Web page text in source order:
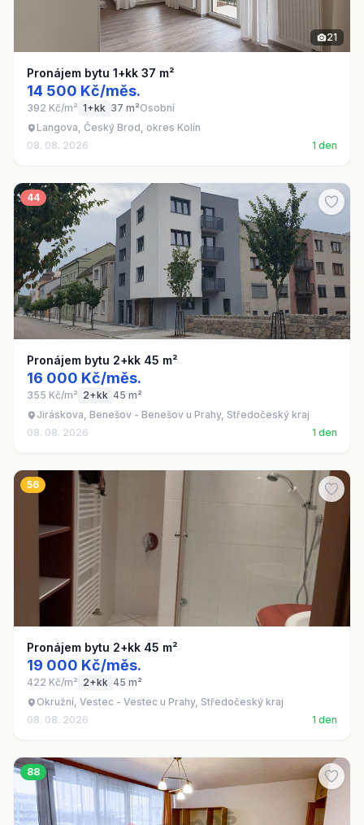
21
Pronájem bytu 1+kk 37 m²
14 500 Kč/měs.
392 Kč/m² 1+kk 37 m²Osobní
Langova, Český Brod, okres Kolín
08. 08. 2026
1 den
44
Pronájem bytu 2+kk 45 m²
16 000 Kč/měs.
355 Kč/m² 2+kk 45 m²
Jiráskova, Benešov - Benešov u Prahy, Středočeský kraj
08. 08. 2026
1 den
56
Pronájem bytu 2+kk 45 m²
19 000 Kč/měs.
422 Kč/m² 2+kk 45 m²
Okružní, Vestec - Vestec u Prahy, Středočeský kraj
08. 08. 2026
1 den
88